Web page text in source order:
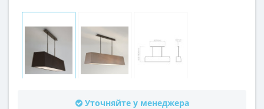
Уточняйте у менеджера